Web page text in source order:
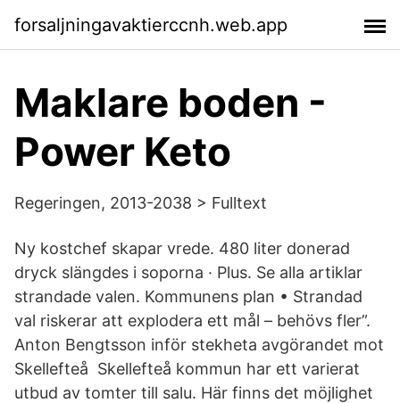
forsaljningavaktierccnh.web.app
Maklare boden -
Power Keto
Regeringen, 2013-2038 > Fulltext
Ny kostchef skapar vrede. 480 liter donerad
dryck slängdes i soporna · Plus. Se alla artiklar
strandade valen. Kommunens plan • Strandad
val riskerar att explodera ett mål – behövs fler”.
Anton Bengtsson inför stekheta avgörandet mot
Skellefteå Skellefteå kommun har ett varierat
utbud av tomter till salu. Här finns det möjlighet